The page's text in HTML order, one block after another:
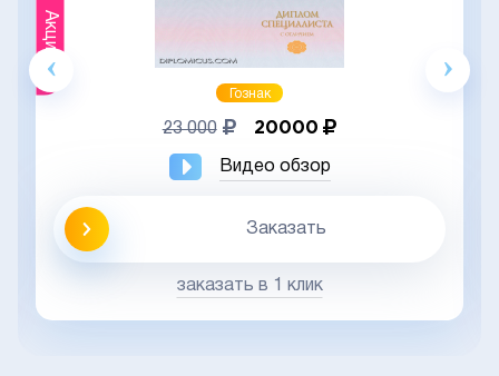
Акция
Гознак
23 000 20000
Видео обзор
Заказать
заказать в 1 клик